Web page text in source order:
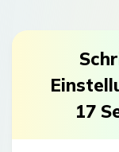
17